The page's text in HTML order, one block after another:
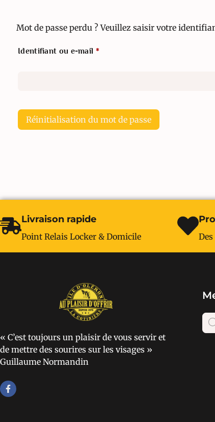
Mot de passe perdu ? Veuillez saisir votre
Identifiant ou e-mail *
Réinitialisation du mot de passe
Livraison rapide
Point Relais Locker & Domicile
« C’est toujours un plaisir de vous servir et
de mettre des sourires sur les visages »
Guillaume Normandin